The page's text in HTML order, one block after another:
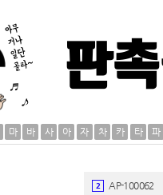
마 바 사 아 자 차 카 타 파
2 AP-100062